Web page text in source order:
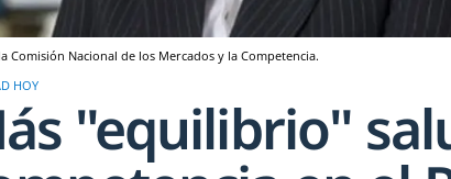
Comisión Nacional de los Mercados y la Competencia.
HOY
"equilibrio"